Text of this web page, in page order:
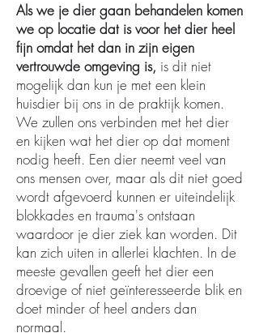
Als we je dier gaan behandelen komen
we op locatie dat is voor het dier heel
fijn omdat het dan in zijn eigen
vertrouwde omgeving is, is dit niet
mogelijk dan kun je met een klein
huisdier bij ons in de praktijk komen.
We zullen ons verbinden met het dier
en kijken wat het dier op dat moment
nodig heeft. Een dier neemt veel van
ons mensen over, maar als dit niet goed
wordt afgevoerd kunnen er uiteindelijk
blokkades en trauma's ontstaan
waardoor je dier ziek kan worden. Dit
kan zich uiten in allerlei klachten. In de
meeste gevallen geeft het dier een
droevige of niet geïnteresseerde blik en
doet minder of heel anders dan
normaal.